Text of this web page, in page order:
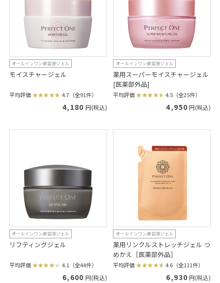
オールインワン美容液ジェル
モイスチャージェル
平均評価 4.7（全91件）
4,180 円(税込)
オールインワン美容液ジェル
薬用スーパーモイスチャージェル
[医薬部外品]
平均評価 4.5（全25件）
4,950 円(税込)
オールインワン美容液ジェル
リフティングジェル
平均評価 4.1（全44件）
6,600 円(税込)
オールインワン美容液ジェル
薬用リンクルストレッチジェル つ
めかえ［医薬部外品］
平均評価 4.6（全111件）
6,930 円(税込)